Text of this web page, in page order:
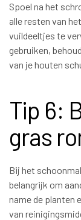
Spoel na het
alle resten van
vuildeeltjes te
gebruiken,
van je houten
Tip 6:
gras
Bij het
belangrijk om
name de planten
van